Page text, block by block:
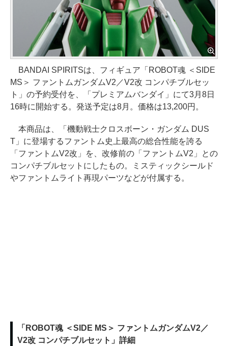
BANDAI SPIRITSは、フィギュア「ROBOT魂 ＜SIDE
MS＞ ファントムガンダムV2／V2改 コンパチブルセッ
ト」の予約受付を、「プレミアムバンダイ」にて3月8日
16時に開始する。発送予定は8月。価格は13,200円。
本商品は、「機動戦士クロスボーン・ガンダム DUS
T」に登場するファントム史上最高の総合性能を誇る
「ファントムV2改」を、改修前の「ファントムV2」との
コンパチブルセットにしたもの。ミスティックシールド
やファントムライト再現パーツなどが付属する。
「ROBOT魂 ＜SIDE MS＞ ファントムガンダムV2／
V2改 コンパチブルセット」詳細